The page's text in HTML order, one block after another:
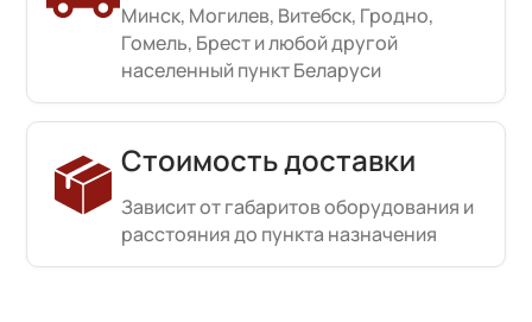
Минск, Могилев, Витебск, Гродно,
Гомель, Брест и любой другой
населенный пункт Беларуси
Стоимость доставки
Зависит от габаритов оборудования и
расстояния до пункта назначения